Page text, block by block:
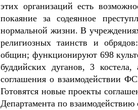
этих организаций есть
покаяние за содеянное
нормальной жизни. В
религиозных таинств и
общин; функционируют 698
буддийских дуганов, 3
соглашения о взаимодействии
Готовятся новые проекты
Департамента по